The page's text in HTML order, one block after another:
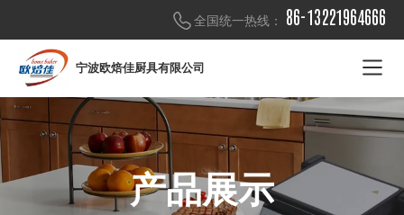
全国统一热线： 86-13221964666
宁波欧焙佳厨具有限公司
产品展示
产品展示
产品展示